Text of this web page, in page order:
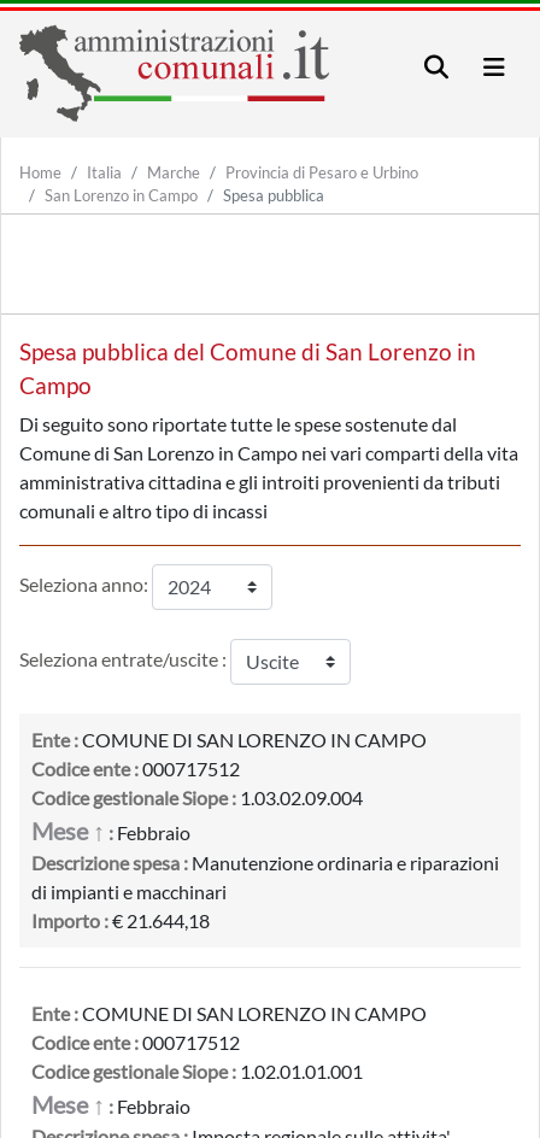
Home Italia Marche
Provincia di Pesaro e Urbino
San Lorenzo in Campo
Spesa pubblica
Spesa pubblica del Comune di San Lorenzo in
Campo
Di seguito sono riportate tutte le spese sostenute dal
Comune di San Lorenzo in Campo nei vari comparti della vita
amministrativa cittadina e gli introiti provenienti da tributi
comunali e altro tipo di incassi
Seleziona anno:
Seleziona entrate/uscite :
Ente :COMUNE DI SAN LORENZO IN CAMPO
Codice ente :000717512
Codice gestionale Siope : 1.03.02.09.004
Mese ↑ : Febbraio
Descrizione spesa : Manutenzione ordinaria e riparazioni
di impianti e macchinari
Importo :€ 21.644,18
Ente :COMUNE DI SAN LORENZO IN CAMPO
Codice ente :000717512
Codice gestionale Siope : 1.02.01.01.001
Mese ↑ : Febbraio